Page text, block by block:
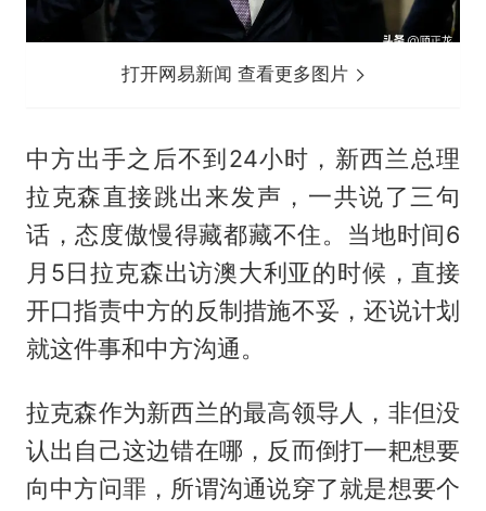
打开网易新闻 查看更多图片
中方出手之后不到24小时，新西兰总理
拉克森直接跳出来发声，一共说了三句
话，态度傲慢得藏都藏不住。当地时间6
月5日拉克森出访澳大利亚的时候，直接
开口指责中方的反制措施不妥，还说计划
就这件事和中方沟通。
拉克森作为新西兰的最高领导人，非但没
认出自己这边错在哪，反而倒打一耙想要
向中方问罪，所谓沟通说穿了就是想要个